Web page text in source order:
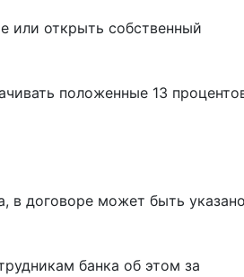
или открыть собственный
положенные 13
в договоре может быть
банка об этом за